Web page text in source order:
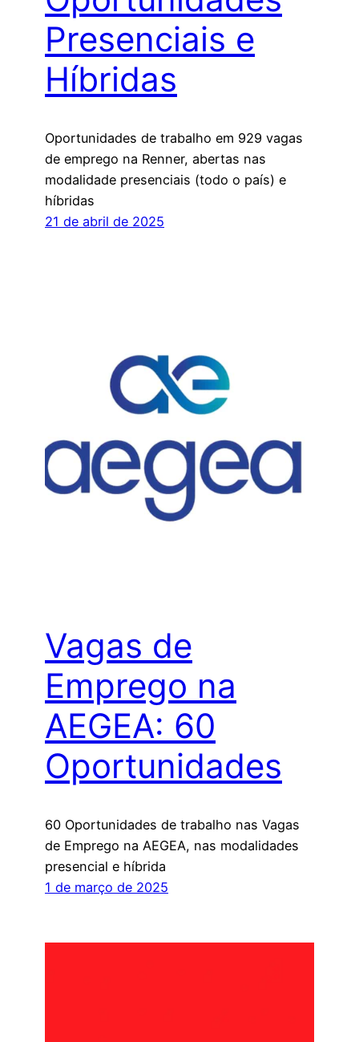
Presenciais e
Híbridas
Oportunidades de trabalho em 929 vagas
de emprego na Renner, abertas nas
modalidade presenciais (todo o país) e
híbridas
21 de abril de 2025
Vagas de
Emprego na
AEGEA: 60
Oportunidades
60 Oportunidades de trabalho nas Vagas
de Emprego na AEGEA, nas modalidades
presencial e híbrida
1 de março de 2025